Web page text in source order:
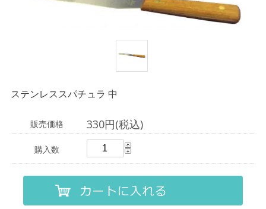
ステンレススパチュラ 中
販売価格 330円(税込)
購入数